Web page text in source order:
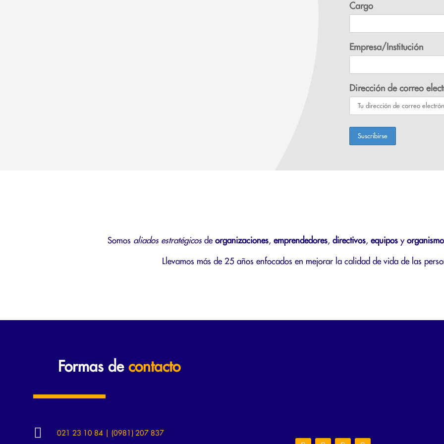
Cargo
Empresa/Institución
Dirección de correo
Somos aliados estratégicos de organizaciones, emprendedores, directivos, equipos y
Llevamos más de 25 años enfocados en mejorar la calidad de vida de las
Formas decontacto
 021 23 10 84 | (0981) 207 837